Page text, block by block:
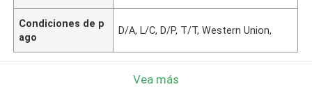
Condiciones de p
ago
D/A, L/C, D/P, T/T, Western Union,
Vea más